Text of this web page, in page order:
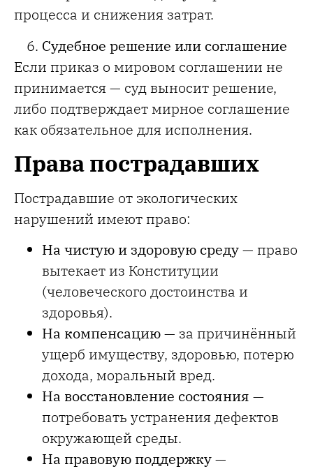
процесса и снижения затрат.
Судебное решение или соглашение
Если приказ о мировом соглашении не
принимается — суд выносит решение,
либо подтверждает мирное соглашение
как обязательное для исполнения.
Права пострадавших
Пострадавшие от экологических
нарушений имеют право:
На чистую и здоровую среду— право
вытекает из Конституции
(человеческого достоинства и
здоровья).
На компенсацию— за причинённый
ущерб имуществу, здоровью, потерю
дохода, моральный вред.
На восстановление состояния —
потребовать устранения дефектов
окружающей среды.
На правовую поддержку—